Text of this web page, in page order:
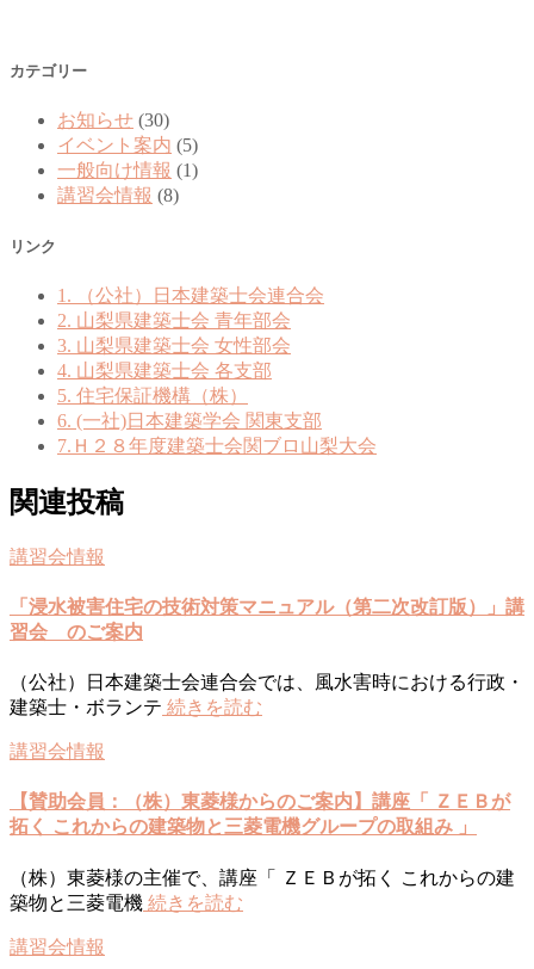
カテゴリー
お知らせ (30)
イベント案内 (5)
一般向け情報 (1)
講習会情報 (8)
リンク
1. （公社）日本建築士会連合会
2. 山梨県建築士会 青年部会
3. 山梨県建築士会 女性部会
4. 山梨県建築士会 各支部
5. 住宅保証機構（株）
6. (一社)日本建築学会 関東支部
7.Ｈ２８年度建築士会関ブロ山梨大会
関連投稿
講習会情報
「浸水被害住宅の技術対策マニュアル（第二次改訂版）」講
習会 のご案内
（公社）日本建築士会連合会では、風水害時における行政・
建築士・ボランテ 続きを読む
講習会情報
【賛助会員：（株）東菱様からのご案内】講座「 ＺＥＢが
拓く これからの建築物と三菱電機グループの取組み 」
（株）東菱様の主催で、講座「 ＺＥＢが拓く これからの建
築物と三菱電機 続きを読む
講習会情報